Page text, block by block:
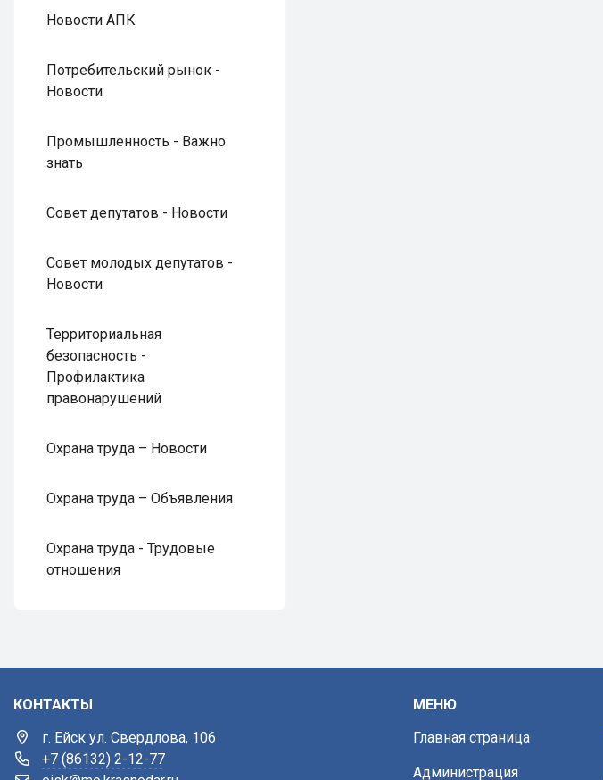
Новости АПК
Потребительский рынок -
Новости
Промышленность - Важно
знать
Совет депутатов - Новости
Совет молодых депутатов -
Новости
Территориальная
безопасность -
Профилактика
правонарушений
Охрана труда – Новости
Охрана труда – Объявления
Охрана труда - Трудовые
отношения
КОНТАКТЫ
г. Ейск ул. Свердлова, 106
+7 (86132) 2-12-77
МЕНЮ
Главная страница
Администрация